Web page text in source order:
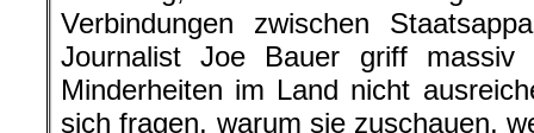
Verbindungen zwischen
Journalist Joe Bauer griff
Minderheiten im Land nicht
sich fragen, warum sie zuschauen,